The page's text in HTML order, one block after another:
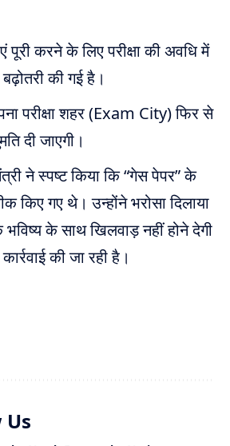
पूरी करने के लिए परीक्षा की अवधि में
की गई है।
परीक्षा शहर (Exam City) फिर से
दी जाएगी।
ने स्पष्ट किया कि “गेस पेपर” के
किए गए थे। उन्होंने भरोसा दिलाया
के साथ खिलवाड़ नहीं होने देगी
की जा रही है।
Us